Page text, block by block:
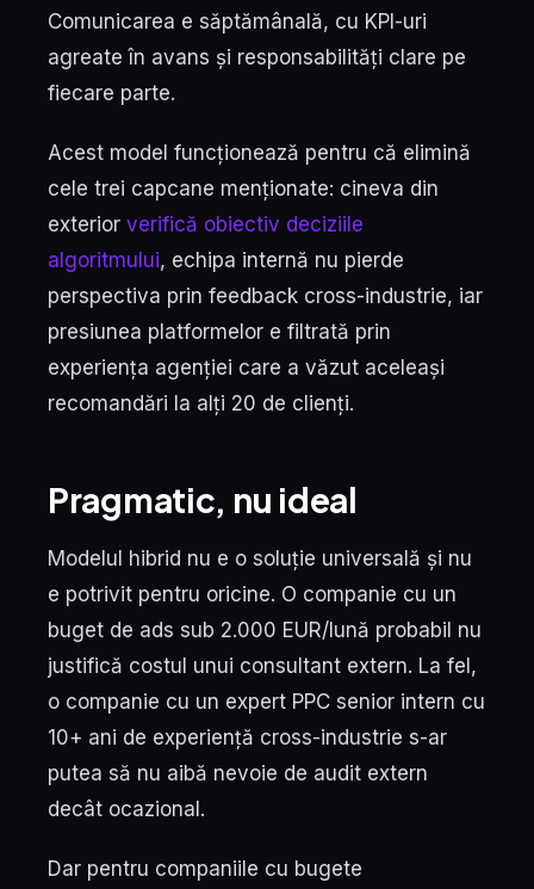
Comunicarea e săptămânală, cu KPI-uri
agreate în avans și responsabilități clare pe
fiecare parte.
Acest model funcționează pentru că elimină
cele trei capcane menționate: cineva din
exterior verifică obiectiv deciziile
algoritmului, echipa internă nu pierde
perspectiva prin feedback cross-industrie, iar
presiunea platformelor e filtrată prin
experiența agenției care a văzut aceleași
recomandări la alți 20 de clienți.
Pragmatic, nu ideal
Modelul hibrid nu e o soluție universală și nu
e potrivit pentru oricine. O companie cu un
buget de ads sub 2.000 EUR/lună probabil nu
justifică costul unui consultant extern. La fel,
o companie cu un expert PPC senior intern cu
10+ ani de experiență cross-industrie s-ar
putea să nu aibă nevoie de audit extern
decât ocazional.
Dar pentru companiile cu bugete